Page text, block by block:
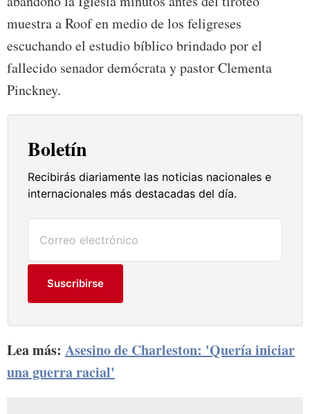
muestra a Roof en medio de los feligreses
escuchando el estudio bíblico brindado por el
fallecido senador demócrata y pastor Clementa
Pinckney.
Boletín
Recibirás diariamente las noticias nacionales e
internacionales más destacadas del día.
Suscribirse
Lea más: Asesino de Charleston: 'Quería iniciar
una guerra racial'